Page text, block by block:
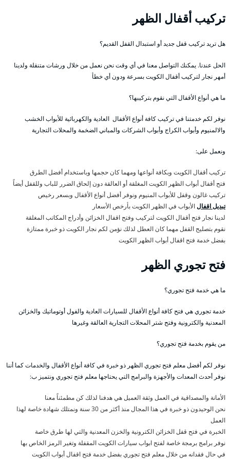
تركيب أقفال الظهر
هل تريد تركيب قفل جديد أو استبدال القفل القديم؟
الحل عندنا. يمكنك التواصل معنا في أي وقت نحن نعمل من خلال ورشات متنقلة ولدينا
أمهر نجار لتركيب أقفال الكويت بسرعة ودون أي خطأ
ما هي أنواع الأقفال التي نقوم بتركيبها؟
نوفر لكم خدمتنا في تركيب كافة أنواع الأقفال العادية والكهربائية للأبواب الخشب
والالمنيوم وأبواب الكراج وأبواب الشركات والمباني الضخمة والمحلات التجارية
ونعمل على:
تركيب أقفال الكويت وبكافة أنواعها ومهما كان حجمها وباستخدام أفضل الطرق
فتح أقفال أبواب الظهر الكويت المغلقة أو العالقة دون إلحاق الضرر للباب وللقفل أيضاً
تركيب غالون وقفل للأبواب المنيوم ونوفر أفضل أنواع الأقفال وبسعر رخيص
تبديل اقفالالأبواب في الظهر الكويت بأرخص الأسعار
لدينا نجار فتح أقفال الكويت لتركيب وفتح اقفال الخزائن وأدراج المكاتب المغلقة
نقوم بتصليح القفل مهما كان العطل لذلك نؤمن لكم نجار الكويت ذو خبرة ممتازة
بفضل خدمة فتح اقفال أبواب الظهر الكويت
فتح تجوري الظهر
ما هي خدمة فتح تجوري؟
خدمة تجوري هي فتح كافة أنواع الأقفال للسيارات العادية والفول أوتوماتيك والخزائن
المعدنية والكترونية وفتح شتر المحلات التجارية العالقة وغيرها
من يقوم بخدمة فتح تجوري؟
نوفر لكم أفضل معلم فتح تجوري الظهر ذو خبرة في كافة أنواع الأقفال والخدمات كما أننا
نوفر أحدث المعدات والأجهزة والبرامج التي يحتاجها معلم فتح تجوري ونتميز ب:
الأمانة والمصداقية في العمل وثقة العميل هي هدفنا لذلك كن مطمئناً معنا
نحن الوحيدون ذو خبرة في هذا المجال منذ أكثر من 30 سنة ونمتلك شهادة خاصة لهذا
العمل
الخبرة في فتح قفل الخزائن الكترونية والخزن المعدنية والتي لها طرق خاصة
نوفر برامج برمجة خاصة لفتح ابواب سيارات الكويت المقفلة وتغير الرمز الخاص بها
في حال فقدانه من خلال معلم فتح تجوري بفضل خدمة فتح اقفال أبواب الكويت